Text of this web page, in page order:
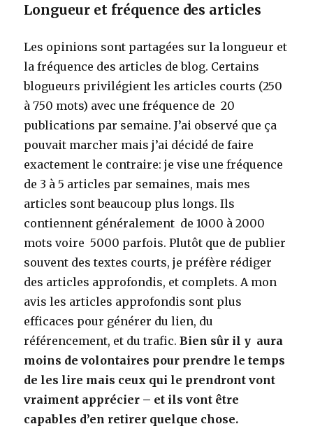
Longueur et fréquence des articles
Les opinions sont partagées sur la longueur et
la fréquence des articles de blog. Certains
blogueurs privilégient les articles courts (250
à 750 mots) avec une fréquence de 20
publications par semaine. J’ai observé que ça
pouvait marcher mais j’ai décidé de faire
exactement le contraire: je vise une fréquence
de 3 à 5 articles par semaines, mais mes
articles sont beaucoup plus longs. Ils
contiennent généralement de 1000 à 2000
mots voire 5000 parfois. Plutôt que de publier
souvent des textes courts, je préfère rédiger
des articles approfondis, et complets. A mon
avis les articles approfondis sont plus
efficaces pour générer du lien, du
référencement, et du trafic.Bien sûr il y aura
moins de volontaires pour prendre le temps
de les lire mais ceux qui le prendront vont
vraiment apprécier – et ils vont être
capables d’en retirer quelque chose.